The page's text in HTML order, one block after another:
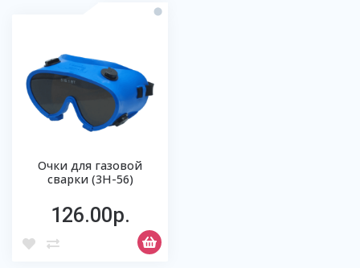
Очки для газовой
сварки (3Н-56)
126.00р.